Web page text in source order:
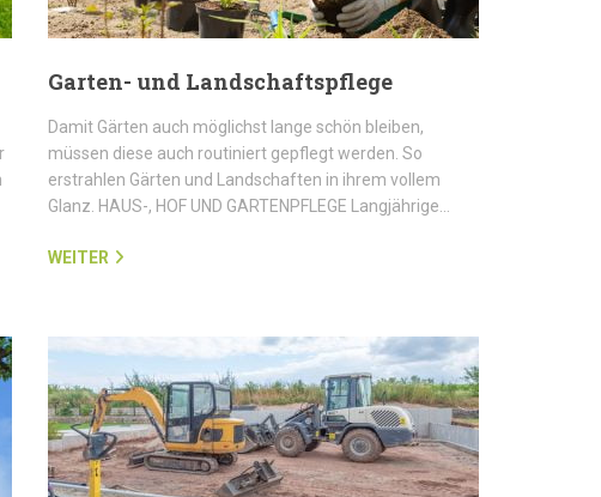
Garten- und Landschaftspflege
Damit Gärten auch möglichst lange schön bleiben,
müssen diese auch routiniert gepflegt werden. So
erstrahlen Gärten und Landschaften in ihrem vollem
Glanz. HAUS-, HOF UND GARTENPFLEGE Langjährige…
WEITER